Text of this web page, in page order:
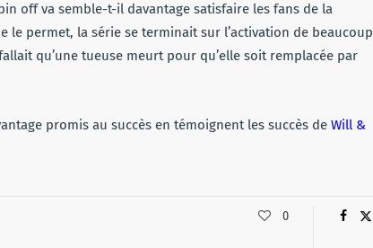
off va semble-t-il davantage satisfaire les fans de la
le permet, la série se terminait sur l’activation de beaucoup
qu’une tueuse meurt pour qu’elle soit remplacée par
promis au succès en témoignent les succès de Will &
0